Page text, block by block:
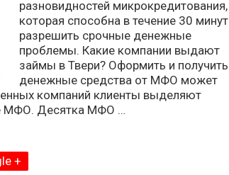
разновидностей микрокредитования,
которая способна в течение 30 минут
разрешить срочные денежные
проблемы. Какие компании выдают
займы в Твери? Оформить и получить
денежные средства от МФО может
компаний клиенты выделяют
МФО. Десятка МФО …
+